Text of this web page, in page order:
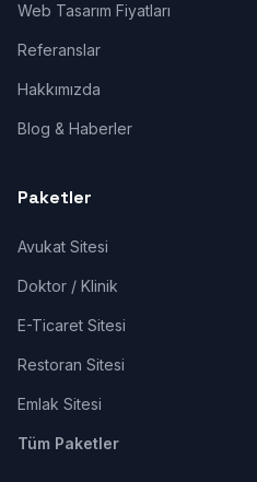
Web Tasarım Fiyatları
Referanslar
Hakkımızda
Blog & Haberler
Paketler
Avukat Sitesi
Doktor / Klinik
E-Ticaret Sitesi
Restoran Sitesi
Emlak Sitesi
Tüm Paketler